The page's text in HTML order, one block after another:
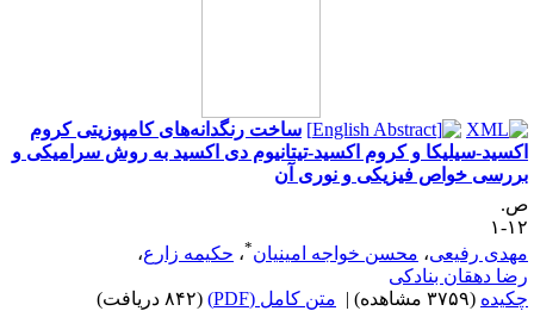
ساخت رنگدانه‌های کامپوزیتی کروم
سیلیکا و کروم اکسید-تیتانیوم دی اکسید به روش سرامیکی و
خواص فیزیکی و نوری آن
۱
رفیعی،محسن خواجه امینیان *،حکیمه زارع ،
دهقان بنادکی
(۳۷۵۹ مشاهده) | متن کامل (PDF) (۸۴۲ دریافت)